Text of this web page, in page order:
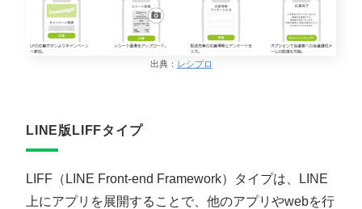
出典： レシプロ
LINE版LIFFタイプ
LIFF（LINE Front-end Framework）タイプは、LINE
上にアプリを展開することで、他のアプリやwebを行